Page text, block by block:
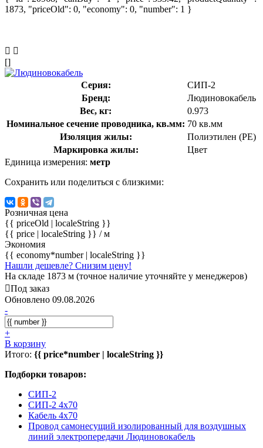
1873, "priceOld": 0, "economy": 0, "number": 1 }
[]
Серия:
СИП-2
Бренд:
Людиновокабель
Вес, кг:
0.973
Номинальное сечение проводника, кв.мм: 70 кв.мм
Изоляция жилы:
Полиэтилен (PE)
Маркировка жилы:
Цвет
Единица измерения: метр
Сохранить или поделиться с близкими:
Розничная цена
{{ priceOld | localeString }}
{{ price | localeString }} / м
Экономия
{{ economy*number | localeString }}
Нашли дешевле? Снизим цену!
На складе 1873 м (точное наличие уточняйте у менеджеров)
Под заказ
Обновлено 09.08.2026
-
+
В корзину
Итого: {{ price*number | localeString }}
Подборки товаров:
СИП-2
СИП-2 4x70
Кабель 4x70
Провод самонесущий изолированный для воздушных
линий электропередачи Людиновокабель